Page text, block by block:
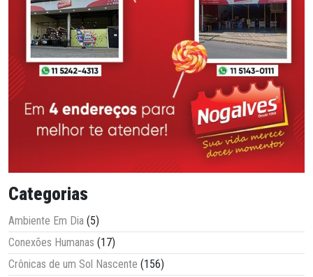
Categorias
Ambiente Em Dia (5)
Conexões Humanas (17)
Crônicas de um Sol Nascente (156)